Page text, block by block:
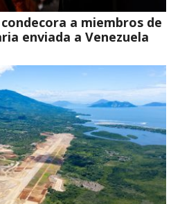
a miembros de
enviada a Venezuela